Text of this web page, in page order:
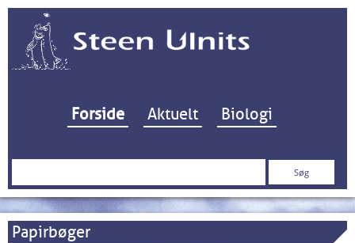
Hop til indhold
Forside Aktuelt Biologi
Søg
Papirbøger